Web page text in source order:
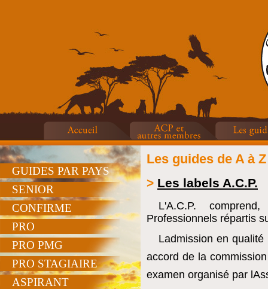
GUIDES PAR PAYS
SENIOR
CONFIRME
PRO
PRO PMG
PRO STAGIAIRE
ASPIRANT
Les guides de A à Z
> Les labels A.C.P.
L'A.C.P.
Professionnels répartis
Ladmission en
accord de la
examen organisé par